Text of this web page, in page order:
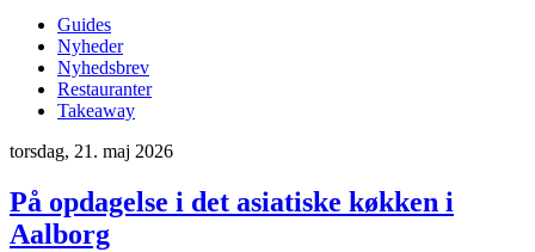
Guides
Nyheder
Nyhedsbrev
Restauranter
Takeaway
torsdag, 21. maj 2026
På opdagelse i det asiatiske køkken i
Aalborg